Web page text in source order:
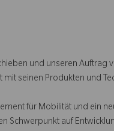
und unseren Auftrag
seinen Produkten und
für Mobilität und ein
Schwerpunkt auf